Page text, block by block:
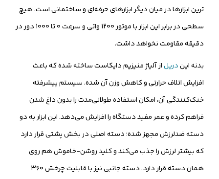
ترین ابزارها در میان دیگر ابزارهای حرفه‌ای و ساختمانی است. هیچ
سطحی در برابر این ابزار با موتور ۱۲۰۰ واتی و سرعت ۰ تا ۱۰۰۰ دور در
دقیقه مقاومت نخواهد داشت.
بدنه ایندریلاز آلیاژ منیزیم دایکاست ساخته شده که باعث
افزایش اتلاف حرارتی و کاهش وزن آن شده. سیستم پیشرفته
خنک‌کنندگی آن، امکان استفاده طولانی‌مدت را بدون داغ شدن
فراهم کرده و عمر مفید دستگاه را افزایش می‌دهد. این ابزار به دو
دسته ضدلرزش مجهز شده؛ دسته اصلی در بخش پشتی قرار دارد
که بیشتر لرزش را جذب می‌کند و کلید روشن-خاموش هم روی
همان دسته قرار دارد. دسته جانبی نیز با قابلیت چرخش ۳۶۰